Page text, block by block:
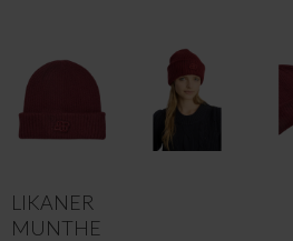
LIKANER
MUNTHE